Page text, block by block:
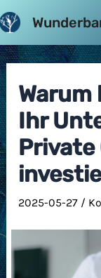
Zum
Inhalt
springen
Ihr
Private
2025-05-27 /